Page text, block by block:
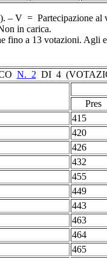
V = Partecipazione
in carica.
fino a 13 votazioni.
N. 2 DI 4
Pres
415
420
426
432
455
449
443
463
464
465